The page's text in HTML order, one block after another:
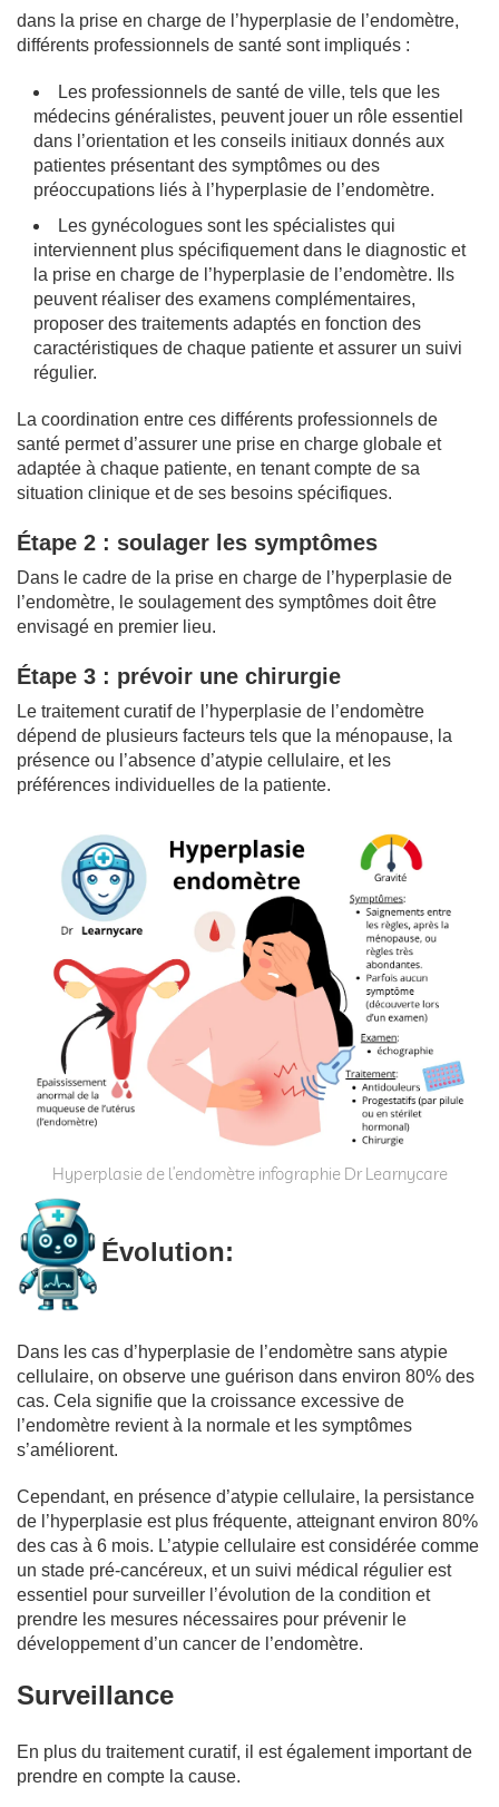
dans la prise en charge de l’hyperplasie de l’endomètre,
différents professionnels de santé sont impliqués :
Les professionnels de santé de ville, tels que les
médecins généralistes, peuvent jouer un rôle essentiel
dans l’orientation et les conseils initiaux donnés aux
patientes présentant des symptômes ou des
préoccupations liés à l’hyperplasie de l’endomètre.
Les gynécologues sont les spécialistes qui
interviennent plus spécifiquement dans le diagnostic et
la prise en charge de l’hyperplasie de l’endomètre. Ils
peuvent réaliser des examens complémentaires,
proposer des traitements adaptés en fonction des
caractéristiques de chaque patiente et assurer un suivi
régulier.
La coordination entre ces différents professionnels de
santé permet d’assurer une prise en charge globale et
adaptée à chaque patiente, en tenant compte de sa
situation clinique et de ses besoins spécifiques.
Étape 2 : soulager les symptômes
Dans le cadre de la prise en charge de l’hyperplasie de
l’endomètre, le soulagement des symptômes doit être
envisagé en premier lieu.
Étape 3 : prévoir une chirurgie
Le traitement curatif de l’hyperplasie de l’endomètre
dépend de plusieurs facteurs tels que la ménopause, la
présence ou l’absence d’atypie cellulaire, et les
préférences individuelles de la patiente.
Hyperplasie de l’endomètre infographie Dr Learnycare
Évolution:
Dans les cas d’hyperplasie de l’endomètre sans atypie
cellulaire, on observe une guérison dans environ 80% des
cas. Cela signifie que la croissance excessive de
l’endomètre revient à la normale et les symptômes
s’améliorent.
Cependant, en présence d’atypie cellulaire, la persistance
de l’hyperplasie est plus fréquente, atteignant environ 80%
des cas à 6 mois. L’atypie cellulaire est considérée comme
un stade pré-cancéreux, et un suivi médical régulier est
essentiel pour surveiller l’évolution de la condition et
prendre les mesures nécessaires pour prévenir le
développement d’un cancer de l’endomètre.
Surveillance
En plus du traitement curatif, il est également important de
prendre en compte la cause.